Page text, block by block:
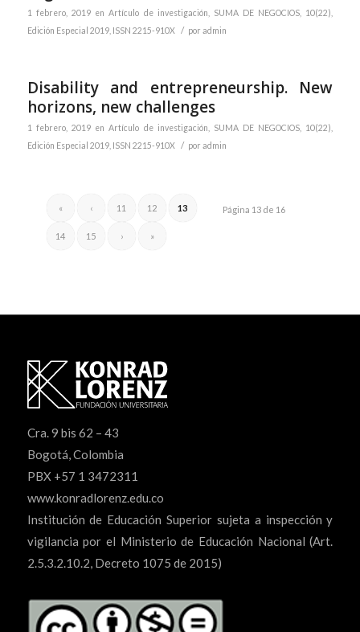
1 febrero, 2019 enArtículo de investigación
SUMA DE NEGOCIOS, 10(22),
Edición Especial 2019, ISSN 2215-910X
/ por admin
Disability and entrepreneurship. New
horizons, new challenges
1 febrero, 2019 enArtículo de investigación
SUMA DE NEGOCIOS, 10(22),
Edición Especial 2019, ISSN 2215-910X
/ por admin
Página 13 de 16
« ‹ 11 12 13
14 15 › »
Cra. 9 bis 62 – 43
Bogotá, Colombia
PBX +57 1 3472311
www.konradlorenz.edu.co
Institución de Educación Superior sujeta a inspección y
vigilancia por el Ministerio de Educación Nacional (Art.
2.5.3.2.10.2, Decreto 1075 de 2015)